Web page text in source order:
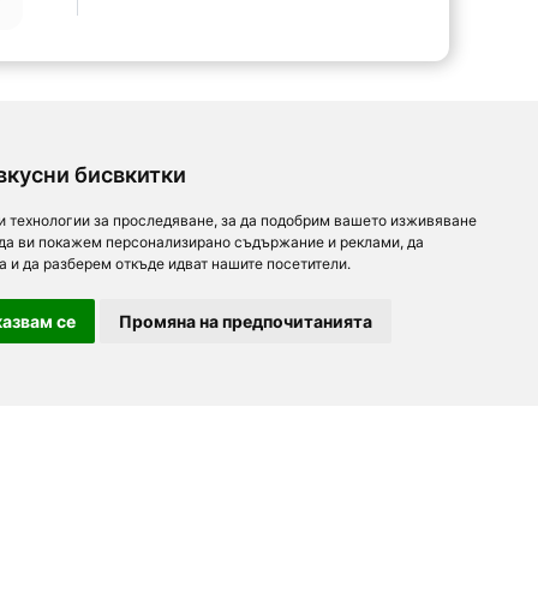
бисвкитки
технологии за проследяване, за да подобрим вашето изживяване
ви покажем персонализирано съдържание и реклами, да
и да разберем откъде идват нашите посетители.
се Промяна на предпочитанията